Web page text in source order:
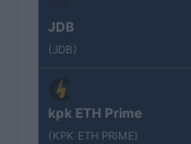
JDB
(JDB)
kpk ETH Prime
(KPK ETH PRIME)